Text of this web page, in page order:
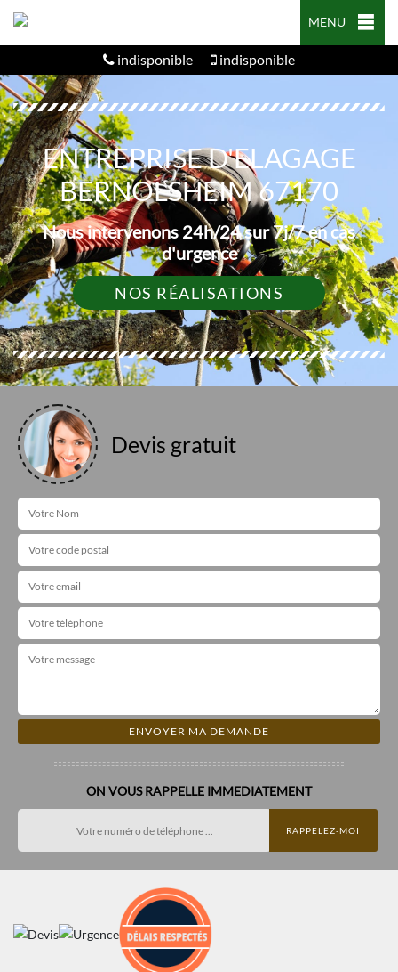
MENU
indisponible indisponible
ENTREPRISE D'ELAGAGE
BERNOLSHEIM 67170
Nous intervenons 24h/24 sur 7j/7 en cas
d'urgence
NOS RÉALISATIONS
Devis gratuit
ON VOUS RAPPELLE IMMEDIATEMENT